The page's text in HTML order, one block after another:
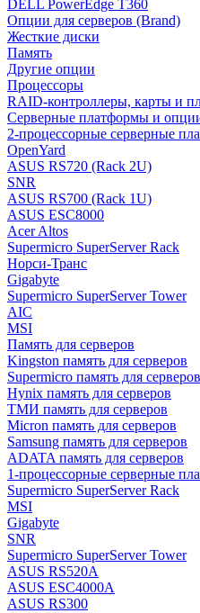
DELL PowerEdge T360
Опции для серверов (Brand)
Жесткие диски
Память
Другие опции
Процессоры
RAID-контроллеры, карты и
Серверные платформы и
2-процессорные серверные
OpenYard
ASUS RS720 (Rack 2U)
SNR
ASUS RS700 (Rack 1U)
ASUS ESC8000
Acer Altos
Supermicro SuperServer Rack
Норси-Транс
Gigabyte
Supermicro SuperServer Tower
AIC
MSI
Память для серверов
Kingston память для серверов
Supermicro память для серверов
Hynix память для серверов
ТМИ память для серверов
Micron память для серверов
Samsung память для серверов
ADATA память для серверов
1-процессорные серверные
Supermicro SuperServer Rack
MSI
Gigabyte
SNR
Supermicro SuperServer Tower
ASUS RS520A
ASUS ESC4000A
ASUS RS300